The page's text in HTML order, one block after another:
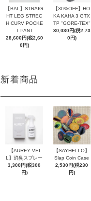
【BAL】STRAIG
HT LEG STREC
H CURV POCKE
T PANT
28,600円(税2,60
0円)
【30%OFF】HO
KA KAHA 3 GTX
TP "GORE-TEX"
30,030円(税2,73
0円)
新着商品
【AUREY VEI
L】消臭スプレー
3,300円(税300
円)
【SAYHELLO】
Slap Coin Case
2,530円(税230
円)